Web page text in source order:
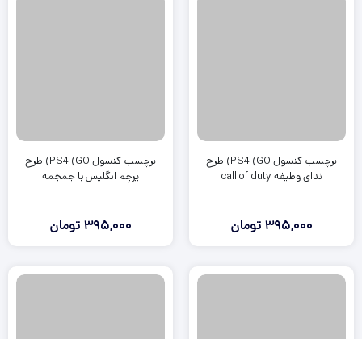
برچسب کنسول PS4 (GO) طرح
ندای وظیفه call of duty
395,000 تومان
برچسب کنسول PS4 (GO) طرح
پرچم انگلیس با جمجمه
395,000 تومان